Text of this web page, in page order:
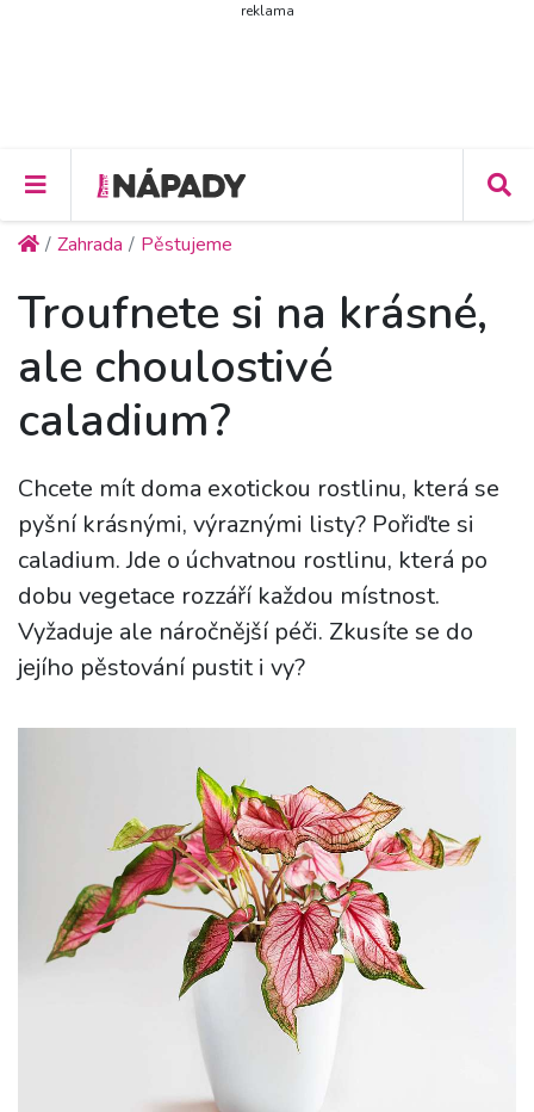
reklama
Zahrada Pěstujeme
Troufnete si na krásné,
ale choulostivé
caladium?
Chcete mít doma exotickou rostlinu, která se
pyšní krásnými, výraznými listy? Pořiďte si
caladium. Jde o úchvatnou rostlinu, která po
dobu vegetace rozzáří každou místnost.
Vyžaduje ale náročnější péči. Zkusíte se do
jejího pěstování pustit i vy?